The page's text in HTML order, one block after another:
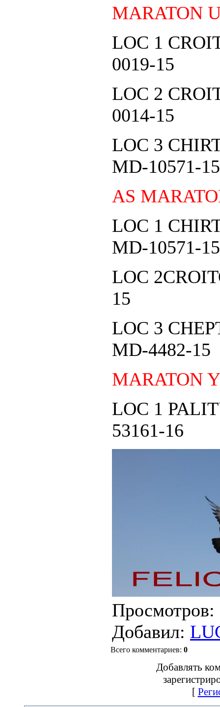
MARATON
LOC 1
0019-15
LOC 2
0014-15
LOC 3
MD-10571-15
AS
LOC 1
MD-10571-15
LOC
15
LOC 3
MD-4482-15
MARATON Y
LOC 1
53161-16
Просмотров:
Добавил:
Всего комментариев: 0
Добавлять
[